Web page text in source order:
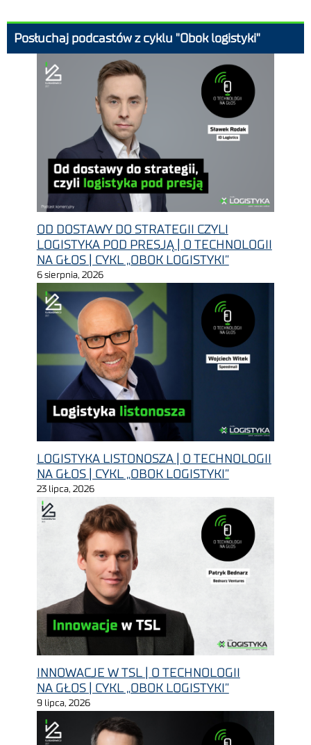
Posłuchaj podcastów z cyklu "Obok logistyki"
OD DOSTAWY DO STRATEGII CZYLI
LOGISTYKA POD PRESJĄ | O TECHNOLOGII
NA GŁOS | CYKL „OBOK LOGISTYKI”
6 sierpnia, 2026
LOGISTYKA LISTONOSZA | O TECHNOLOGII
NA GŁOS | CYKL „OBOK LOGISTYKI”
23 lipca, 2026
INNOWACJE W TSL | O TECHNOLOGII
NA GŁOS | CYKL „OBOK LOGISTYKI”
9 lipca, 2026